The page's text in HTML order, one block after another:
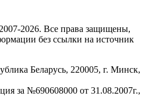
2026. Все права защищены,
без ссылки на источник
Беларусь, 220005, г. Минск,
за №690608000 от 31.08.2007г.,